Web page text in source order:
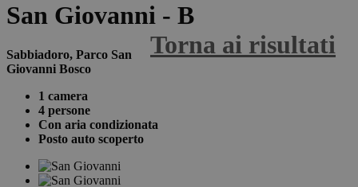
San Giovanni - B
Torna ai risultati
Sabbiadoro, Parco San
Giovanni Bosco
1 camera
4 persone
Con aria condizionata
Posto auto scoperto